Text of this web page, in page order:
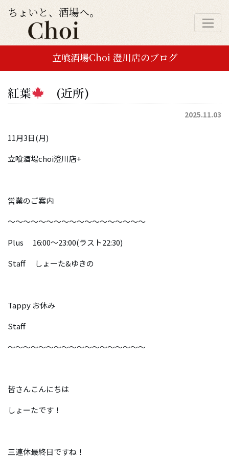
ちょいと、酒場へ。
立喰酒場Choi 澄川店のブログ
紅葉 (近所)
2025.11.03
11月3日(月)
立喰酒場choi澄川店+
営業のご案内
～～～～～～～～～～～～～～～～～～
Plus 16:00～23:00(ラスト22:30)
Staff しょーた&ゆきの
Tappy お休み
Staff
～～～～～～～～～～～～～～～～～～
皆さんこんにちは
しょーたです！
三連休最終日ですね！